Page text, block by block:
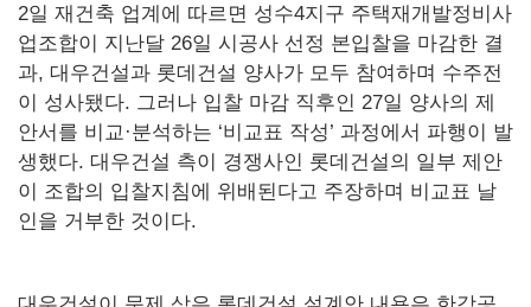
2일 재건축 업계에 따르면 성수4지구 주택재개발정비사
업조합이 지난달 26일 시공사 선정 본입찰을 마감한 결
과, 대우건설과 롯데건설 양사가 모두 참여하며 수주전
이 성사됐다. 그러나 입찰 마감 직후인 27일 양사의 제
안서를 비교·분석하는 ‘비교표 작성’ 과정에서 파행이 발
생했다. 대우건설 측이 경쟁사인 롯데건설의 일부 제안
이 조합의 입찰지침에 위배된다고 주장하며 비교표 날
인을 거부한 것이다.